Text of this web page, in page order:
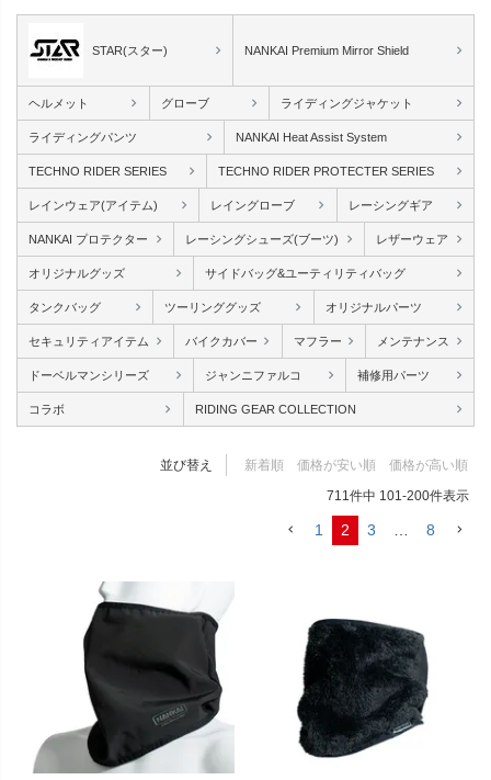
STAR(スター) NANKAI Premium Mirror Shield
ヘルメット グローブ ライディングジャケット
ライディングパンツ NANKAI Heat Assist System
TECHNO RIDER SERIES TECHNO RIDER PROTECTER SERIES
レインウェア(アイテム) レイングローブ レーシングギア
NANKAI プロテクター レーシングシューズ(ブーツ) レザーウェア
オリジナルグッズ サイドバッグ&ユーティリティバッグ
タンクバッグ ツーリンググッズ オリジナルパーツ
セキュリティアイテム バイクカバー マフラー メンテナンス
ドーベルマンシリーズ ジャンニファルコ 補修用パーツ
コラボ RIDING GEAR COLLECTION
並び替え 新着順 価格が安い順
価格が高い順
711件中 101-200件表示
1 2 3 … 8